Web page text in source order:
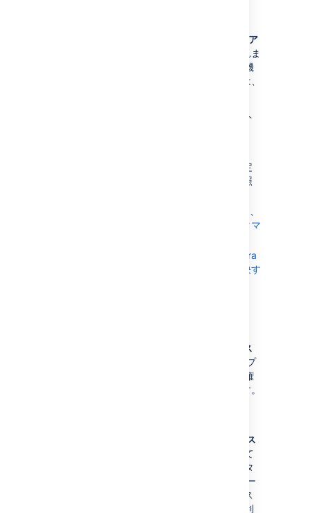
Jira Service Management エージェント ア
と呼ばれるプロジェクト権限が作成されま
す。サービスデスク プロジェクトまたはその機
能へのフルアクセスが求められるユーザーには、
以下のページは、標準のサービス プロジェクト
サービス プロジェクトに対する権限設定
を参照
Jira Service Management 権限をカスタマ
Jira
Service Management 権限エラーを解決す
サービスデス
セキュリティ タイプ
があります。セキュリティ タイプは、特定の権
限に対してユーザーの制限を許可する概念です。
サービス デスク カスタマー - ポータル アクセス
は、ユーザーがカスタマー ポータルを表示して
いる間にのみ適用される特別なセキュリティ タ
イプです。内部のサービス プロジェクト ビュー
やその他の Jira アプリケーションへのアクセス
権を付与せずに顧客がカスタマー ポータルを利